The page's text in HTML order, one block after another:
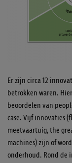
Er zijn circa 12
betrokken waren.
beoordelen van
case. Vijf innovaties
meetvaartuig, the
machines) zijn of
onderhoud. Rond de